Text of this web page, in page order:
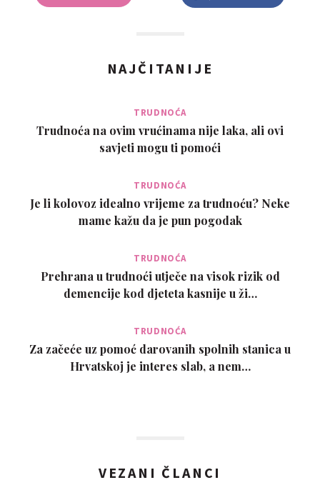
NAJČITANIJE
TRUDNOĆA
Trudnoća na ovim vrućinama nije laka, ali ovi
savjeti mogu ti pomoći
TRUDNOĆA
Je li kolovoz idealno vrijeme za trudnoću? Neke
mame kažu da je pun pogodak
TRUDNOĆA
Prehrana u trudnoći utječe na visok rizik od
demencije kod djeteta kasnije u ži…
TRUDNOĆA
Za začeće uz pomoć darovanih spolnih stanica u
Hrvatskoj je interes slab, a nem…
VEZANI ČLANCI